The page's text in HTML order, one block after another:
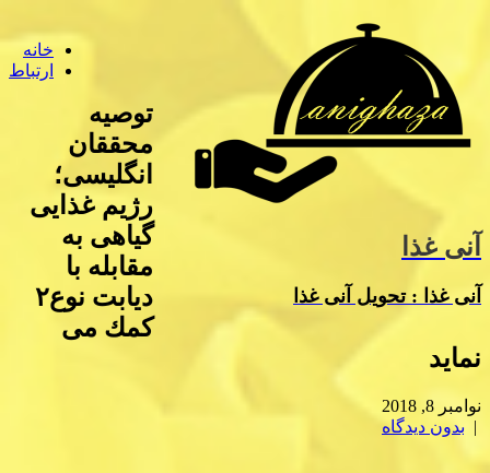
آنی غذا
آنی غذا : تحویل آنی غذا
خانه
ارتباط
توصیه
محققان
انگلیسی؛
رژیم غذایی
گیاهی به
مقابله با
دیابت نوع۲
كمك می
نماید
نوامبر 8, 2018
| بدون دیدگاه